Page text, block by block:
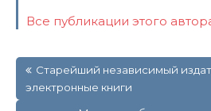
Все публикации этого
по
записям
Старейший независимый
электронные книги